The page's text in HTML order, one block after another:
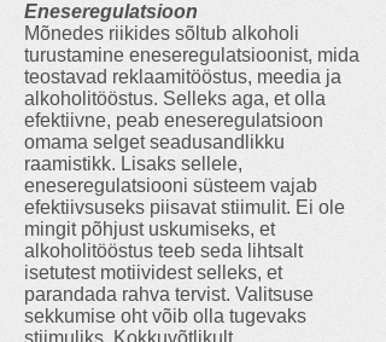
Eneseregulatsioon
Mõnedes riikides sõltub alkoholi
turustamine eneseregulatsioonist, mida
teostavad reklaamitööstus, meedia ja
alkoholitööstus. Selleks aga, et olla
efektiivne, peab eneseregulatsioon
omama selget seadusandlikku
raamistikk. Lisaks sellele,
eneseregulatsiooni süsteem vajab
efektiivsuseks piisavat stiimulit. Ei ole
mingit põhjust uskumiseks, et
alkoholitööstus teeb seda lihtsalt
isetutest motiividest selleks, et
parandada rahva tervist. Valitsuse
sekkumise oht võib olla tugevaks
stiimuliks. Kokkuvõtlikult,